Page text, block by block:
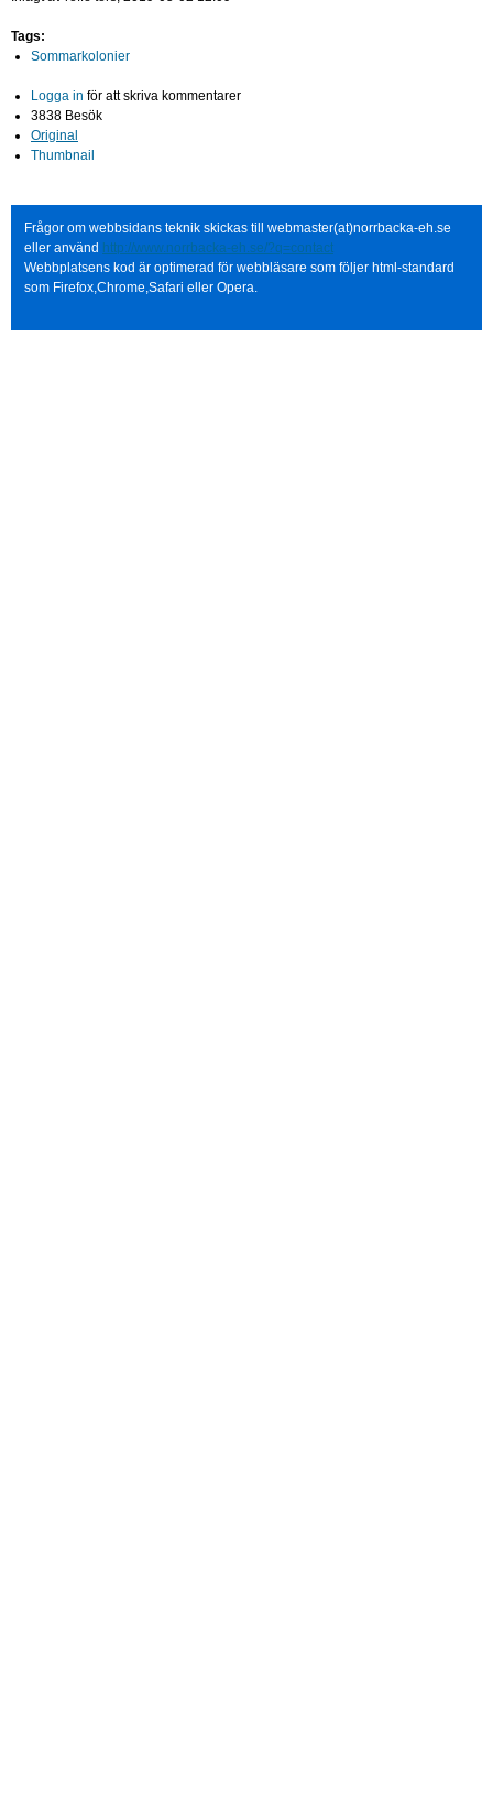
Tags:
Sommarkolonier
Logga in för att skriva kommentarer
3838 Besök
Original
Thumbnail
Frågor om webbsidans teknik skickas till webmaster(at)norrbacka-eh.se
eller använd http://www.norrbacka-eh.se/?q=contact
Webbplatsens kod är optimerad för webbläsare som följer html-standard
som Firefox,Chrome,Safari eller Opera.